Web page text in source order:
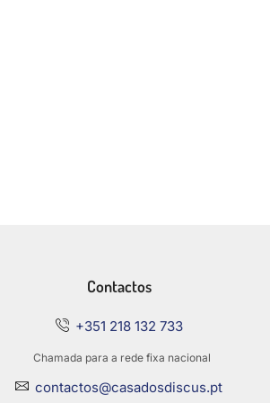
Contactos
+351 218 132 733
Chamada para a rede fixa nacional
contactos@casadosdiscus.pt